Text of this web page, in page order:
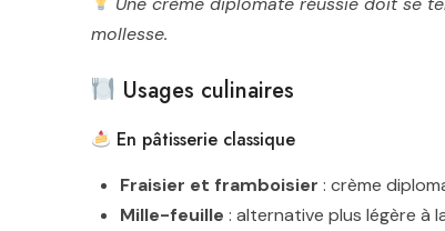
mollesse.
Usages culinaires
En pâtisserie classique
Fraisier et framboisier : crème
Mille-feuille : alternative plus légère à